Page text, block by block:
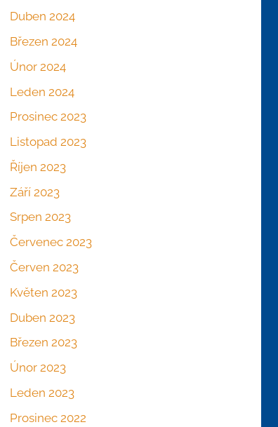
Duben 2024
Březen 2024
Únor 2024
Leden 2024
Prosinec 2023
Listopad 2023
Říjen 2023
Září 2023
Srpen 2023
Červenec 2023
Červen 2023
Květen 2023
Duben 2023
Březen 2023
Únor 2023
Leden 2023
Prosinec 2022